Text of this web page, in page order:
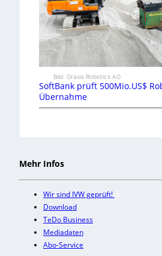
Bild: Gravis Robotics AG
SoftBank prüft 500Mio.US$
Übernahme
Mehr Infos
Wir sind IVW geprüft!
Download
TeDo Business
Mediadaten
Abo-Service